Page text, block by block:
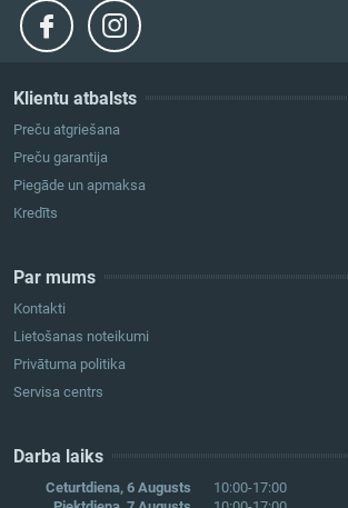
Klientu atbalsts
Preču atgriešana
Preču garantija
Piegāde un apmaksa
Kredīts
Par mums
Kontakti
Lietošanas noteikumi
Privātuma politika
Servisa centrs
Darba laiks
Ceturtdiena, 6 Augusts
10:00-17:00